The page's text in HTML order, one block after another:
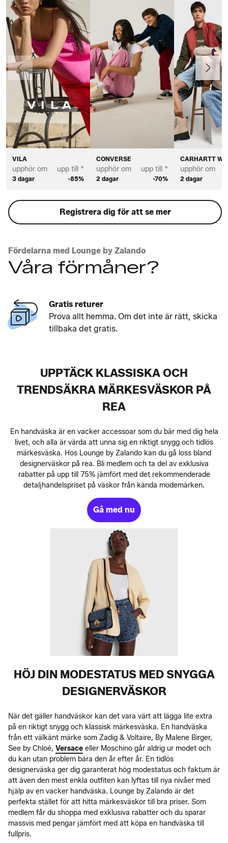
VILA
upphör om
3 dagar
upp till *
-85%
CONVERSE
upphör om
2 dagar
upp till *
-70%
CARHARTT
upphör om
2 dagar
Föregående Nästa
Registrera dig för att se mer
Fördelarna med Lounge by Zalando
Våra förmåner?
Gratis returer
Prova allt hemma. Om det inte är rätt, skicka
tillbaka det gratis.
UPPTÄCK KLASSISKA OCH
TRENDSÄKRA MÄRKESVÄSKOR PÅ
REA
En handväska är en vacker accessoar som du bär med dig hela
livet, och alla är värda att unna sig en riktigt snygg och tidlös
märkesväska. Hos Lounge by Zalando kan du gå loss bland
designerväskor på rea. Bli medlem och ta del av exklusiva
rabatter på upp till 75% jämfört med det rekommenderade
detaljhandelspriset på väskor från kända modemärken.
Gå med nu
HÖJ DIN MODESTATUS MED SNYGGA
DESIGNERVÄSKOR
När det gäller handväskor kan det vara värt att lägga lite extra
på en riktigt snygg och klassisk märkesväska. En handväska
från ett välkänt märke som Zadig & Voltaire, By Malene Birger,
See by Chloé, Versace eller Moschino går aldrig ur modet och
du kan utan problem bära den år efter år. En tidlös
designerväska ger dig garanterat hög modestatus och faktum är
att även den mest enkla outfiten kan lyftas till nya nivåer med
hjälp av en vacker handväska. Lounge by Zalando är det
perfekta stället för att hitta märkesväskor till bra priser. Som
medlem får du shoppa med exklusiva rabatter och du sparar
massvis med pengar jämfört med att köpa en handväska till
fullpris.